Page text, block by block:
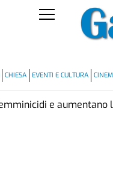
CHIESA EVENTI E CULTURA